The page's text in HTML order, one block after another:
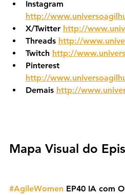
Instagram
http://
X/Twitter http://
Threads http://
Twitch http://
Pinterest
http://
Demais http://
Mapa Visual do
#AgileWomen EP40 IA com